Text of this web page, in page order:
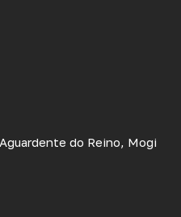
do Reino, Mogi